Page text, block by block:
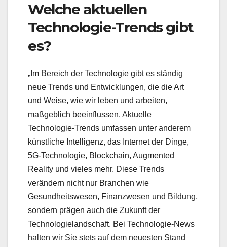
Welche aktuellen
Technologie-Trends gibt
es?
„Im Bereich der Technologie gibt es ständig
neue Trends und Entwicklungen, die die Art
und Weise, wie wir leben und arbeiten,
maßgeblich beeinflussen. Aktuelle
Technologie-Trends umfassen unter anderem
künstliche Intelligenz, das Internet der Dinge,
5G-Technologie, Blockchain, Augmented
Reality und vieles mehr. Diese Trends
verändern nicht nur Branchen wie
Gesundheitswesen, Finanzwesen und Bildung,
sondern prägen auch die Zukunft der
Technologielandschaft. Bei Technologie-News
halten wir Sie stets auf dem neuesten Stand